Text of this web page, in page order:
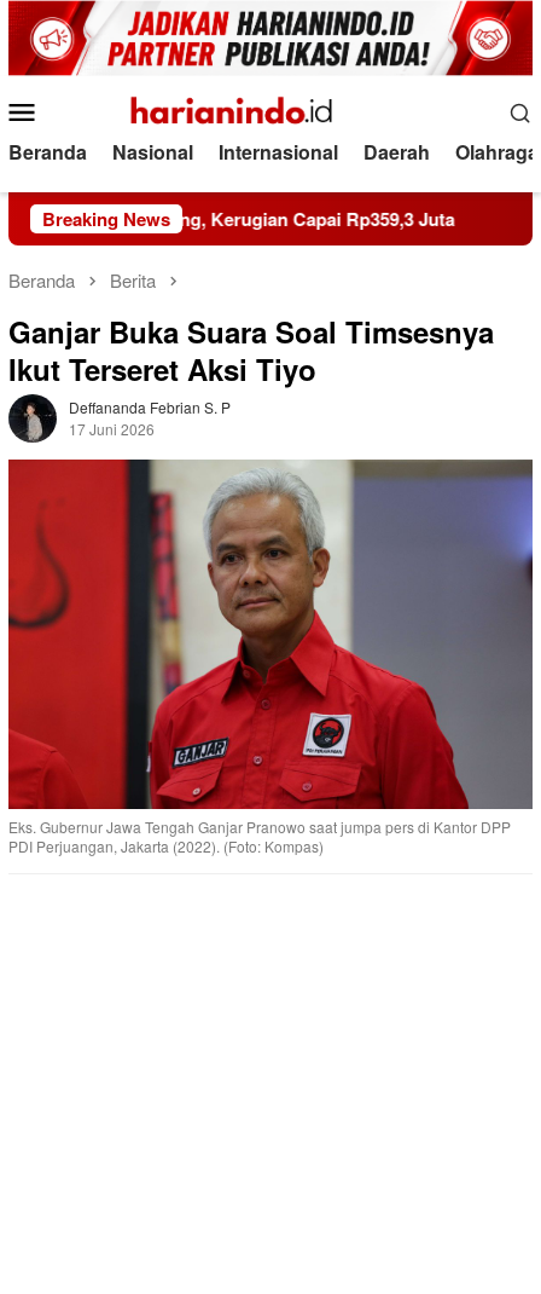
Loncat
ke
konten
Mobile
Beranda Nasional Internasional Daerah Olahraga
Breaking News
Widang, Kerugian Capai Rp359,3 Juta Riau 69
Beranda Berita
Ganjar Buka Suara Soal Timsesnya
Ikut Terseret Aksi Tiyo
Deffananda Febrian S. P
17 Juni 2026
Eks. Gubernur Jawa Tengah Ganjar Pranowo saat jumpa pers di Kantor DPP
PDI Perjuangan, Jakarta (2022). (Foto: Kompas)